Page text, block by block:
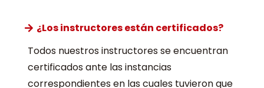
¿Los instructores están certificados?
Todos nuestros instructores se encuentran
certificados ante las instancias
correspondientes en las cuales tuvieron que